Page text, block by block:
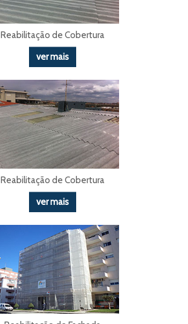
Reabilitação de Cobertura
ver mais
Reabilitação de Cobertura
ver mais